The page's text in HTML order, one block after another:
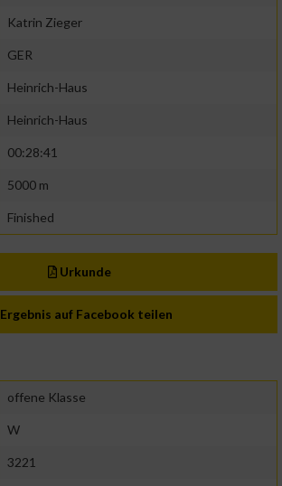
Katrin Zieger
GER
Heinrich-Haus
Heinrich-Haus
00:28:41
5000 m
Finished
Urkunde
Ergebnis auf Facebook teilen
offene Klasse
W
3221